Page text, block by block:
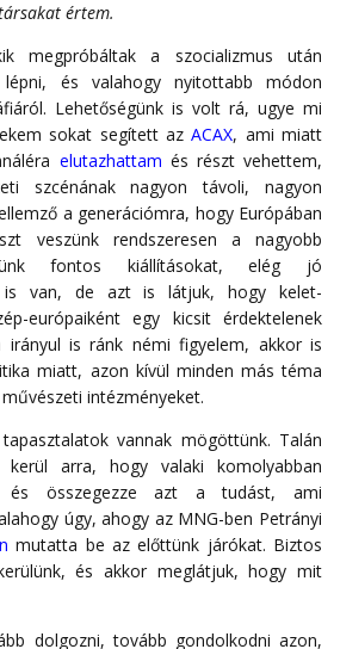
értem.
megpróbáltak a szocializmus után
lépni, és valahogy nyitottabb módon
Lehetőségünk is volt rá, ugye mi
sokat segített azACAX, ami miatt
elutazhattam és részt vehettem,
szcénának nagyon távoli, nagyon
a generációmra, hogy Európában
veszünk rendszeresen a nagyobb
fontos kiállításokat, elég jó
is van, de azt is látjuk, hogy kelet-
európaiként egy kicsit érdektelenek
irányul is ránk némi figyelem, akkor is
miatt, azon kívül minden más téma
intézményeket.
vannak mögöttünk. Talán
arra, hogy valaki komolyabban
és összegezze azt a tudást, ami
úgy, ahogy az MNG-ben Petrányi
mutatta be az előttünk járókat. Biztos
és akkor meglátjuk, hogy mit
dolgozni, tovább gondolkodni azon,